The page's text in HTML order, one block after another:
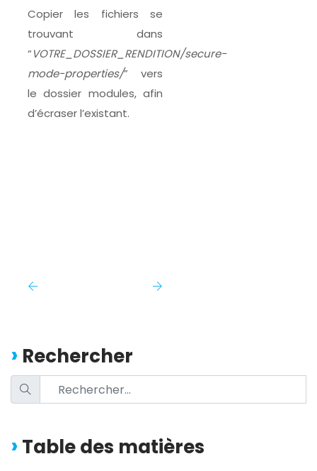
Copier les fichiers se
trouvant dans
“VOTRE_DOSSIER_RENDITION/secure-
mode-properties/” vers
le dossier modules, afin
d’écraser l’existant.
Rechercher
Table des matières